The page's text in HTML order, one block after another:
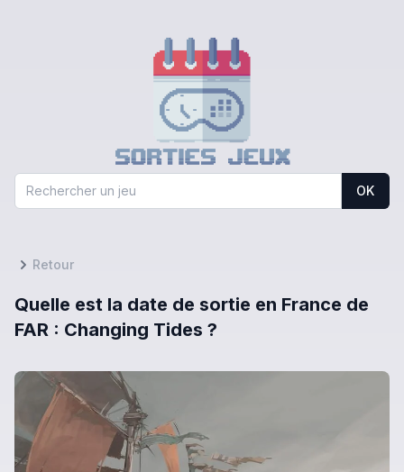
OK
Retour
Quelle est la date de sortie en France de
FAR : Changing Tides ?